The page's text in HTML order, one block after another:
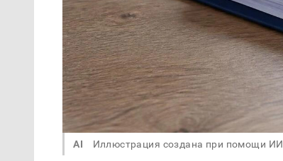
AI Иллюстрация создана при помощи ИИ